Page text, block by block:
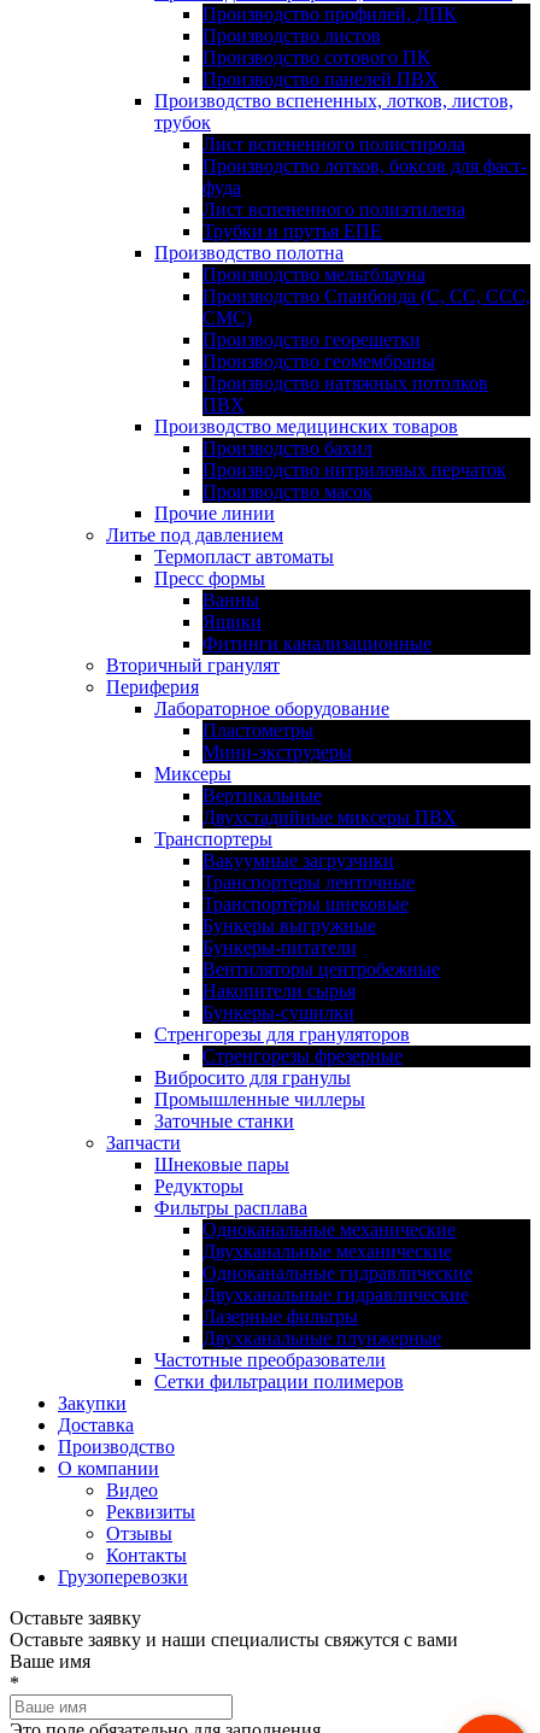
Производство профилей, ДПК
Производство листов
Производство сотового ПК
Производство панелей ПВХ
Производство вспененных, лотков, листов,
трубок
Лист вспененного полистирола
Производство лотков, боксов для фаст-
фуда
Лист вспененного полиэтилена
Трубки и прутья ЕПЕ
Производство полотна
Производство мельтблауна
Производство Спанбонда (С, СС, ССС,
СМС)
Производство георешетки
Производство геомембраны
Производство натяжных потолков
ПВХ
Производство медицинских товаров
Производство бахил
Производство нитриловых перчаток
Производство масок
Прочие линии
Литье под давлением
Термопласт автоматы
Пресс формы
Ванны
Ящики
Фитинги канализационные
Вторичный гранулят
Периферия
Лабораторное оборудование
Пластометры
Мини-экструдеры
Миксеры
Вертикальные
Двухстадийные миксеры ПВХ
Транспортеры
Вакуумные загрузчики
Транспортеры ленточные
Транспортёры шнековые
Бункеры выгружные
Бункеры-питатели
Вентиляторы центробежные
Накопители сырья
Бункеры-сушилки
Стренгорезы для грануляторов
Стренгорезы фрезерные
Вибросито для гранулы
Промышленные чиллеры
Заточные станки
Запчасти
Шнековые пары
Редукторы
Фильтры расплава
Одноканальные механические
Двухканальные механические
Одноканальные гидравлические
Двухканальные гидравлические
Лазерные фильтры
Двухканальные плунжерные
Частотные преобразователи
Сетки фильтрации полимеров
Закупки
Доставка
Производство
О компании
Видео
Реквизиты
Отзывы
Контакты
Грузоперевозки
Оставьте заявку
Оставьте заявку и наши специалисты свяжутся с вами
Ваше имя
*